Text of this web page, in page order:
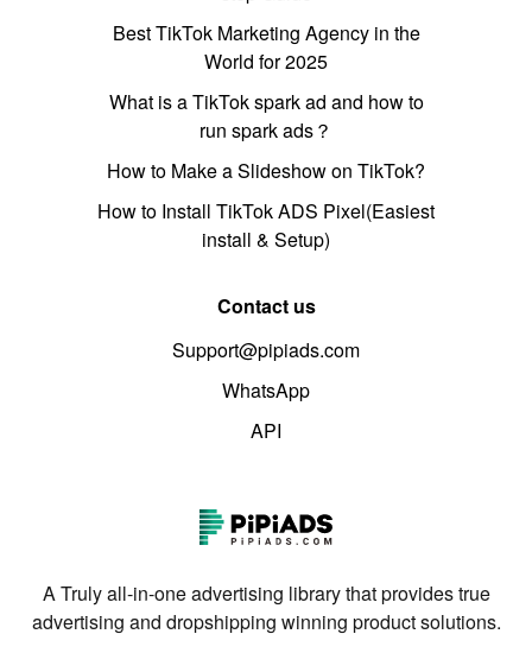
Best TikTok Marketing Agency in the
World for 2025
What is a TikTok spark ad and how to
run spark ads？
How to Make a Slideshow on TikTok?
How to Install TikTok ADS Pixel(Easiest
install & Setup)
Contact us
Support@pipiads.com
WhatsApp
API
A Truly all-in-one advertising library that provides true
advertising and dropshipping winning product solutions.